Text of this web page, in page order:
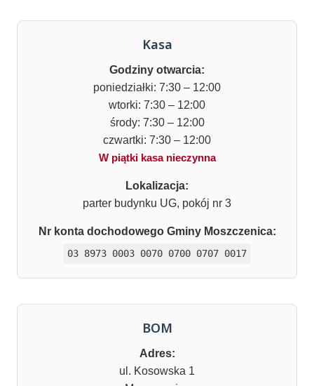
Kasa
Godziny otwarcia:
poniedziałki: 7:30 – 12:00
wtorki: 7:30 – 12:00
środy: 7:30 – 12:00
czwartki: 7:30 – 12:00
W piątki kasa nieczynna
Lokalizacja:
parter budynku UG, pokój nr 3
Nr konta dochodowego Gminy Moszczenica:
03 8973 0003 0070 0700 0707 0017
BOM
Adres:
ul. Kosowska 1